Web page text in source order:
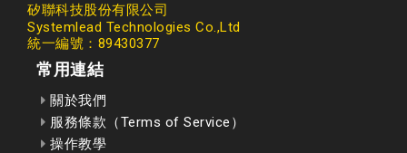
矽聯科技股份有限公司
Systemlead Technologies Co.,Ltd
統一編號：89430377
常用連結
關於我們
服務條款（Terms of Service）
操作教學